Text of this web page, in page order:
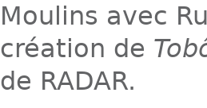
Moulins avec
création de
de RADAR.